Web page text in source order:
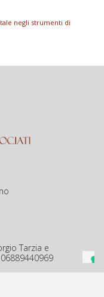
negli strumenti di
Tarzia e